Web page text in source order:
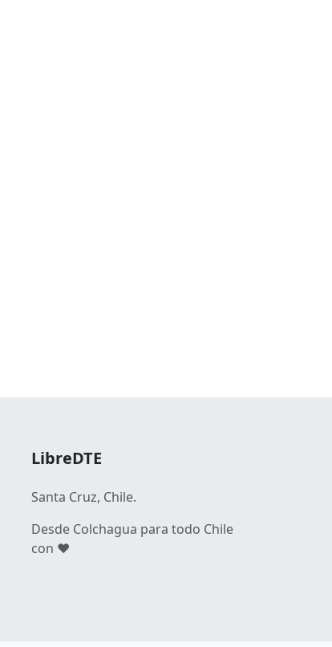
LibreDTE
Santa Cruz, Chile.
Desde Colchagua para todo Chile
con ❤️